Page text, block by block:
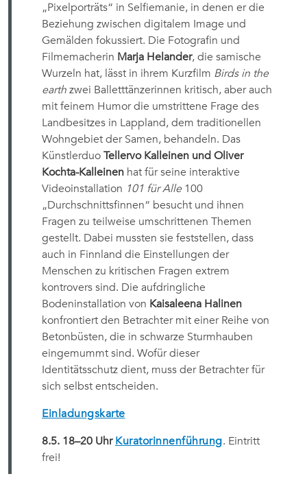
„Pixelporträts“ in Selfiemanie, in denen er die
Beziehung zwischen digitalem Image und
Gemälden fokussiert. Die Fotografin und
Filmemacherin Marja Helander, die samische
Wurzeln hat, lässt in ihrem Kurzfilm Birds in the
earth zwei Balletttänzerinnen kritisch, aber auch
mit feinem Humor die umstrittene Frage des
Landbesitzes in Lappland, dem traditionellen
Wohngebiet der Samen, behandeln. Das
Künstlerduo Tellervo Kalleinen und Oliver
Kochta-Kalleinen hat für seine interaktive
Videoinstallation 101 für Alle100
„Durchschnittsfinnen“ besucht und ihnen
Fragen zu teilweise umschrittenen Themen
gestellt. Dabei mussten sie feststellen, dass
auch in Finnland die Einstellungen der
Menschen zu kritischen Fragen extrem
kontrovers sind. Die aufdringliche
Bodeninstallation von Kaisaleena Halinen
konfrontiert den Betrachter mit einer Reihe von
Betonbüsten, die in schwarze Sturmhauben
eingemummt sind. Wofür dieser
Identitätsschutz dient, muss der Betrachter für
sich selbst entscheiden.
Einladungskarte
8.5. 18–20 Uhr Kuratorinnenführung. Eintritt
frei!